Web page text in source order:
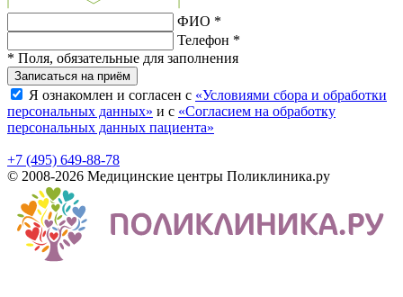
ФИО *
Телефон *
* Поля, обязательные для заполнения
Записаться на приём
Я ознакомлен и согласен с «Условиями сбора и обработки
персональных данных» и с «Согласием на обработку
персональных данных пациента»
+7 (495) 649-88-78
© 2008-2026 Медицинские центры Поликлиника.ру